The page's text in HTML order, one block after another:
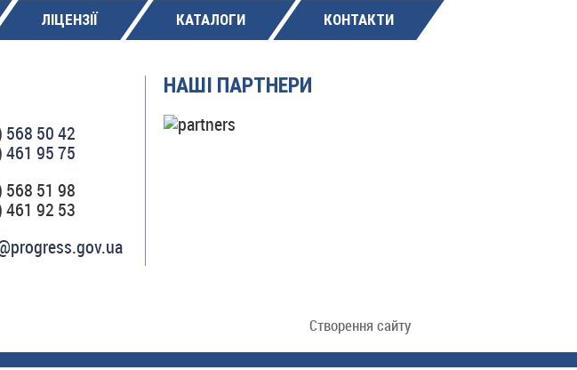
ЛІЦЕНЗІЇ КАТАЛОГИ КОНТАКТИ
568 50 42
461 95 75
568 51 98
461 92 53
НАШІ ПАРТНЕРИ
Створення сайту